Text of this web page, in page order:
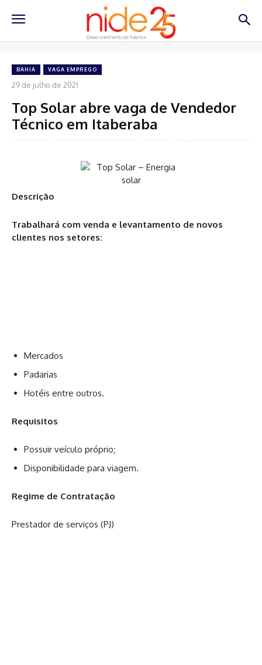
BAHIA VAGA EMPREGO
29 de julho de 2021
Top Solar abre vaga de Vendedor
Técnico em Itaberaba
Descrição
Trabalhará com venda e levantamento de novos
clientes nos setores:
Mercados
Padarias
Hotéis entre outros.
Requisitos
Possuir veículo próprio;
Disponibilidade para viagem.
Regime de Contratação
Prestador de serviços (PJ)